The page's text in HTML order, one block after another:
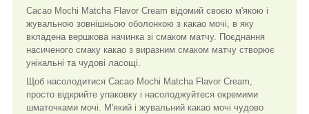
Cacao Mochi Matcha Flavor Cream відомий своєю м'якою і
жувальною зовнішньою оболонкою з какао мочі, в яку
вкладена вершкова начинка зі смаком матчу. Поєднання
насиченого смаку какао з виразним смаком матчу створює
унікальні та чудові ласощі.
Щоб насолодитися Cacao Mochi Matcha Flavor Cream,
просто відкрийте упаковку і насолоджуйтеся окремими
шматочками мочі. М'який і жувальний какао мочі чудово